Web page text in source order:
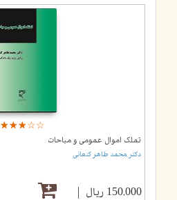
☆☆☆☆☆
★★★★★
تملک اموال عمومی و مباحات
دکتر محمد طاهر کنعانی
150,000 ریال